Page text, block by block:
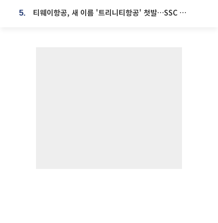
5. 티웨이항공, 새 이름 '트리니티항공' 첫발…SSC 전략 본격화